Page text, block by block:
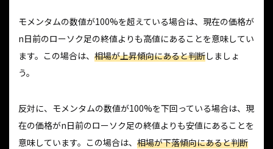
モメンタムの数値が100%を超えている場合は、現在の価格が
n日前のローソク足の終値よりも高値にあることを意味してい
ます。この場合は、 相場が上昇傾向にあると判断しましょ
う。
反対に、モメンタムの数値が100%を下回っている場合は、現
在の価格がn日前のローソク足の終値よりも安値にあることを
意味しています。この場合は、 相場が下落傾向にあると判断